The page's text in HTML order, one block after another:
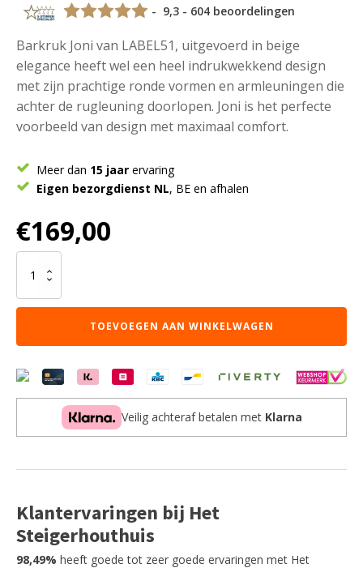
- 9,3 - 604 beoordelingen
Barkruk Joni van LABEL51, uitgevoerd in beige
elegance heeft wel een heel indrukwekkend design
met zijn prachtige ronde vormen en armleuningen die
achter de rugleuning doorlopen. Joni is het perfecte
voorbeeld van design met maximaal comfort.
Meer dan 15 jaar ervaring
Eigen bezorgdienst NL, BE en afhalen
€169,00
Barkruk
Joni
-
-
-
Zithoogte
TOEVOEGEN AAN WINKELWAGEN
Veilig achteraf betalen met Klarna
Klantervaringen bij Het
Steigerhouthuis
98,49% heeft goede tot zeer goede ervaringen met Het